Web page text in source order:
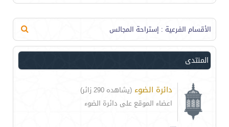
الأقسام الفرعية : إستراحة المجالس
المنتدى
دائرة الضوء (يشاهده 290 زائر)
اعضاء الموقع على دائرة الضوء